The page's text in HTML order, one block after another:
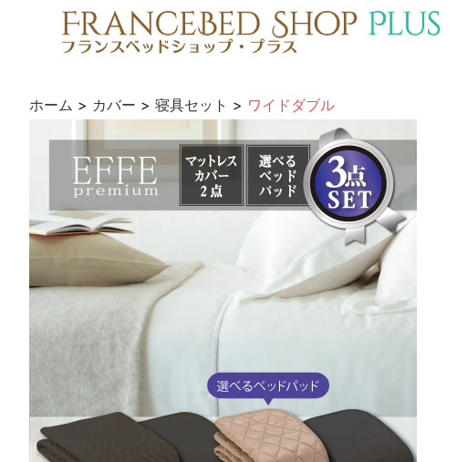
ホーム > カバー > 寝具セット > ワイドダブル